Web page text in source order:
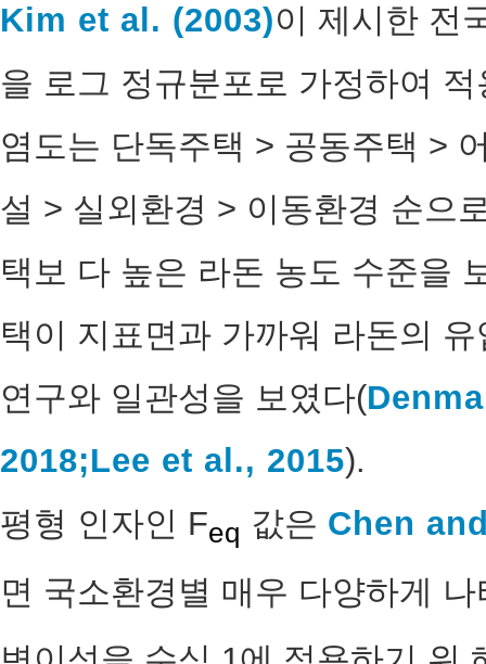
Kim et al. (2003)이 제시한 전
을 로그 정규분포로 가정하여
염도는 단독주택 > 공동주택 >
설 > 실외환경 > 이동환경 순으
택보 다 높은 라돈 농도 수준을
택이 지표면과 가까워 라돈의
연구와 일관성을 보였다(
2018;Lee et al., 2015).
평형 인자인 Feq 값은 Chen
면 국소환경별 매우 다양하게